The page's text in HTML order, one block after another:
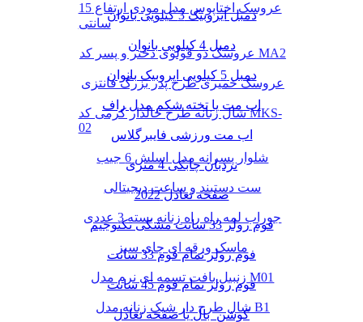
عروسک اختاپوس مدل مودی ارتفاع 15
سانتی
عروسک دو قولوی دختر و پسر کد MA2
عروسک خمیری طرح پدر بزرگ فانتزی
شال زنانه طرح خالدار کرمی کد MKS-
02
شلوار پسرانه مدل اسلش 6 جیب
ست دستبند و ساعت دیجیتالی
جوراب لمه راه راه زنانه بسته 3 عددی
ماسک ورقه ای چای سبز
زنبیل بافت تسمه ای نرم مدل M01
شال طرح دار شیک زنانه مدل B1
دمبل ایروبیک 3 کیلویی بانوان
دمبل 4 کیلویی بانوان
دمبل 5 کیلویی ایروبیک بانوان
اب مت یا تخته شکم مدل راف
اب مت ورزشی فایبرگلاس
نردبان چابکی 4 متری
صفحه تعادل 2022
فوم رولر 33 سانت مشکی تکنوجیم
فوم رولر تمام فوم 33 سانت
فوم رولر تمام فوم 45 سانت
کوشن بال یا صفحه تعادل